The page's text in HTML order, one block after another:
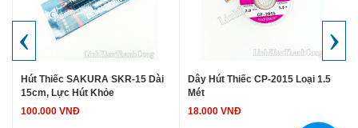
Hút Thiếc SAKURA SKR-15 Dài
15cm, Lực Hút Khỏe
100.000 VNĐ
Dây Hút Thiếc CP-2015 Loại 1.5
Mét
18.000 VNĐ
‹ ›